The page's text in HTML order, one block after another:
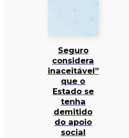
Seguro
considera
inaceitável”
que o
Estado se
tenha
demitido
do apoio
social